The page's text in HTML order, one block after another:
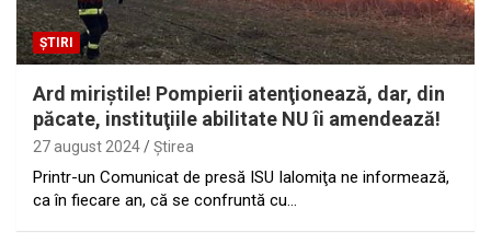
ȘTIRI
Ard miriştile! Pompierii atenţionează, dar, din
păcate, instituţiile abilitate NU îi amendează!
27 august 2024 Ştirea
Printr-un Comunicat de presă ISU Ialomiţa ne informează,
ca în fiecare an, că se confruntă cu…